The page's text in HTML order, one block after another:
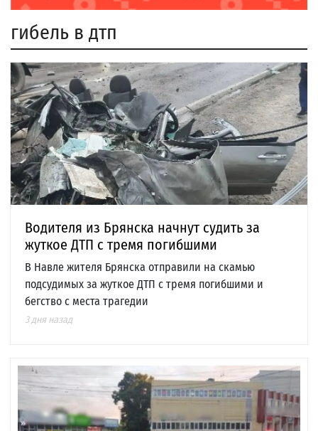
гибель в дтп
Водителя из Брянска начнут судить за
жуткое ДТП с тремя погибшими
В Навле жителя Брянска отправили на скамью
подсудимых за жуткое ДТП с тремя погибшими и
бегство с места трагедии
3 дня назад